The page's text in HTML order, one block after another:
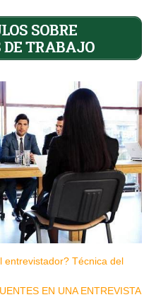
SOBRE
TRABAJO
entrevistador? Técnica del
EN UNA ENTREVISTA